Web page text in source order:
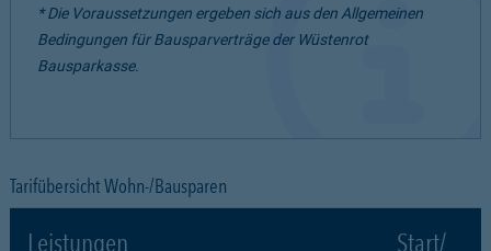
* Die Voraussetzungen ergeben sich aus den Allgemeinen
Bedingungen für Bausparverträge der Wüstenrot
Bausparkasse.
Tarifübersicht Wohn-/Bausparen
Leistungen
Start/